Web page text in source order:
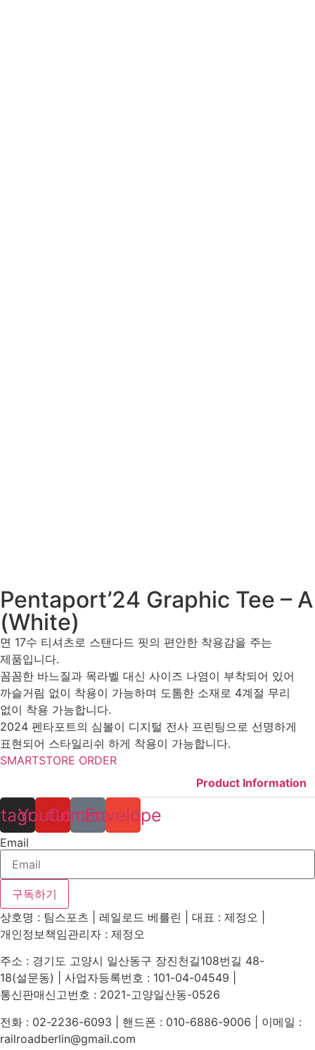
Pentaport’24 Graphic Tee – A
(White)
면 17수 티셔츠로 스탠다드 핏의 편안한 착용감을 주는
제품입니다.
꼼꼼한 바느질과 목라벨 대신 사이즈 나염이 부착되어 있어
까슬거림 없이 착용이 가능하며 도톰한 소재로 4계절 무리
없이 착용 가능합니다.
2024 펜타포트의 심볼이 디지털 전사 프린팅으로 선명하게
표현되어 스타일리쉬 하게 착용이 가능합니다.
SMARTSTORE ORDER
Product Information
Youtube
Comment
Envelope
Email
구독하기
상호명 : 팀스포츠 | 레일로드 베를린 | 대표 : 제정오 |
개인정보책임관리자 : 제정오
주소 : 경기도 고양시 일산동구 장진천길108번길 48-
18(설문동) | 사업자등록번호 : 101-04-04549 |
통신판매신고번호 : 2021-고양일산동-0526
전화 : 02-2236-6093 | 핸드폰 : 010-6886-9006 | 이메일 :
railroadberlin@gmail.com